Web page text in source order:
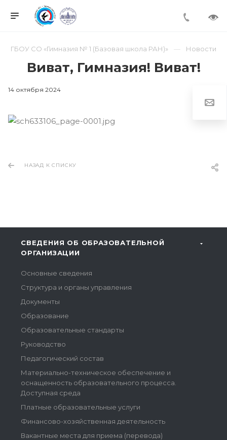
ГБОУ СО «Гимназия № 1 (Базовая школа РАН)» Новости
Виват, Гимназия! Виват!
14 октября 2024
НАЗАД К СПИСКУ
СВЕДЕНИЯ ОБ ОБРАЗОВАТЕЛЬНОЙ
ОРГАНИЗАЦИИ
Основные сведения
Структура и органы управления
Документы
Образование
Образовательные стандарты
Руководство
Педагогический состав
Материально-техническое обеспечение и
оснащенность образовательного процесса.
Доступная среда
Платные образовательные услуги
Финансово-хозяйственная деятельность
Вакантные места для приема (перевода)